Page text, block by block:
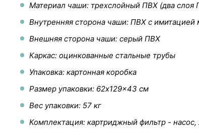
Материал чаши: трехслойный ПВХ (два слоя
Внутренняя сторона чаши: ПВХ с имитацией
Внешняя сторона чаши: серый ПВХ
Каркас: оцинкованные стальные трубы
Упаковка: картонная коробка
Размер упаковки: 62x129x43 см
Вес упаковки: 57 кг
Комплектация: картриджный фильтр - насос,